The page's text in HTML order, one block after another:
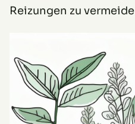
Reizungen zu